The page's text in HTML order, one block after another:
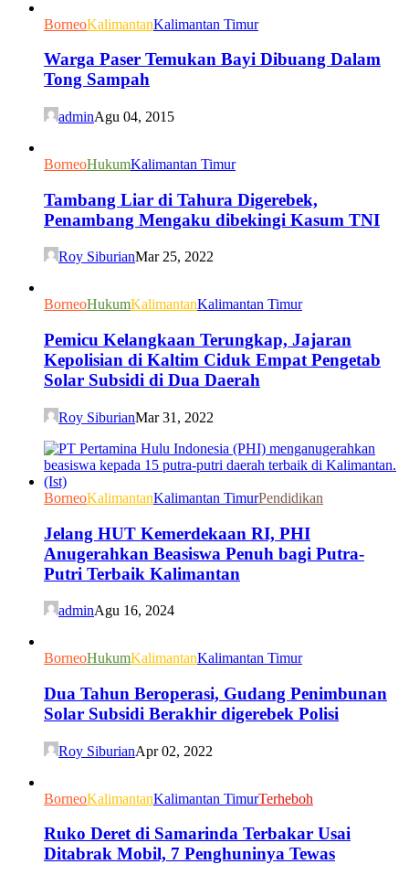
BorneoKalimantanKalimantan Timur
Warga Paser Temukan Bayi Dibuang Dalam
Tong Sampah
adminAgu 04, 2015
BorneoHukumKalimantan Timur
Tambang Liar di Tahura Digerebek,
Penambang Mengaku dibekingi Kasum TNI
Roy SiburianMar 25, 2022
BorneoHukumKalimantanKalimantan Timur
Pemicu Kelangkaan Terungkap, Jajaran
Kepolisian di Kaltim Ciduk Empat Pengetab
Solar Subsidi di Dua Daerah
Roy SiburianMar 31, 2022
BorneoKalimantanKalimantan TimurPendidikan
Jelang HUT Kemerdekaan RI, PHI
Anugerahkan Beasiswa Penuh bagi Putra-
Putri Terbaik Kalimantan
adminAgu 16, 2024
BorneoHukumKalimantanKalimantan Timur
Dua Tahun Beroperasi, Gudang Penimbunan
Solar Subsidi Berakhir digerebek Polisi
Roy SiburianApr 02, 2022
BorneoKalimantanKalimantan TimurTerheboh
Ruko Deret di Samarinda Terbakar Usai
Ditabrak Mobil, 7 Penghuninya Tewas